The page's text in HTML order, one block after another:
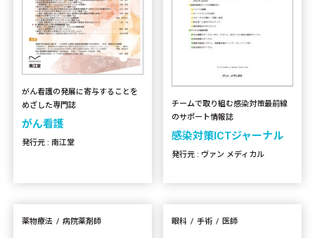
がん看護の発展に寄与することを
めざした専門誌
がん看護
発行元 : 南江堂
チームで取り組む感染対策最前線
のサポート情報誌
感染対策ICTジャーナル
発行元 : ヴァン メディカル
薬物療法 病院薬剤師 眼科 手術 医師